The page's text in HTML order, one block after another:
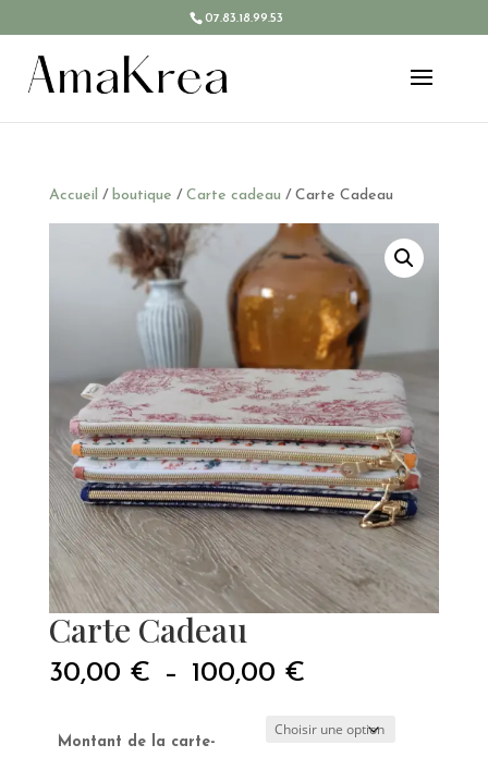
07.83.18.99.53
Accueil / boutique / Carte cadeau / Carte Cadeau
Carte Cadeau
30,00 € – 100,00 €Plage
prix :
Montant de la carte-